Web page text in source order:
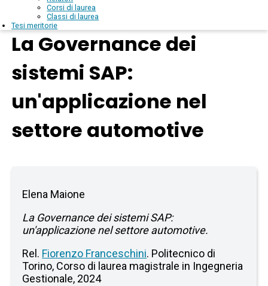
Corsi di laurea
Classi di laurea
Tesi meritorie
La Governance dei
sistemi SAP:
un'applicazione nel
settore automotive
Elena Maione
La Governance dei sistemi SAP:
un'applicazione nel settore automotive.
Rel. Fiorenzo Franceschini. Politecnico di
Torino, Corso di laurea magistrale in Ingegneria
Gestionale, 2024